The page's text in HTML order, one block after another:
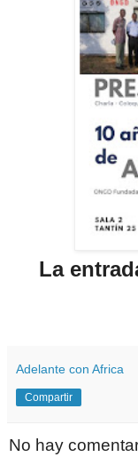
La
Adelante con Africa
Compartir
No hay